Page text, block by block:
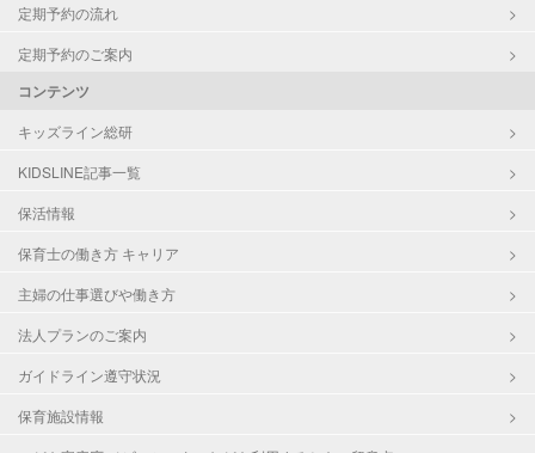
定期予約の流れ
定期予約のご案内
コンテンツ
キッズライン総研
KIDSLINE記事一覧
保活情報
保育士の働き方 キャリア
主婦の仕事選びや働き方
法人プランのご案内
ガイドライン遵守状況
保育施設情報